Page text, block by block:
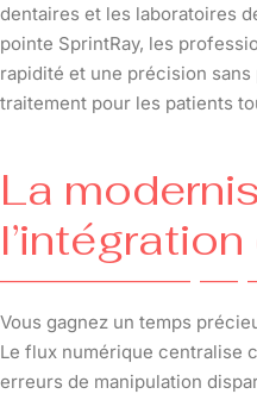
dentaires et les laboratoires
pointe SprintRay, les
rapidité et une précision
traitement pour les patients
La
Vous gagnez un temps
Le flux numérique centralise
erreurs de manipulation